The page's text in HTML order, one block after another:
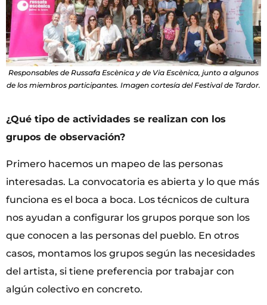
Responsables de Russafa Escènica y de Via Escènica, junto a algunos
de los miembros participantes. Imagen cortesía del Festival de Tardor.
¿Qué tipo de actividades se realizan con los
grupos de observación?
Primero hacemos un mapeo de las personas
interesadas. La convocatoria es abierta y lo que más
funciona es el boca a boca. Los técnicos de cultura
nos ayudan a configurar los grupos porque son los
que conocen a las personas del pueblo. En otros
casos, montamos los grupos según las necesidades
del artista, si tiene preferencia por trabajar con
algún colectivo en concreto.